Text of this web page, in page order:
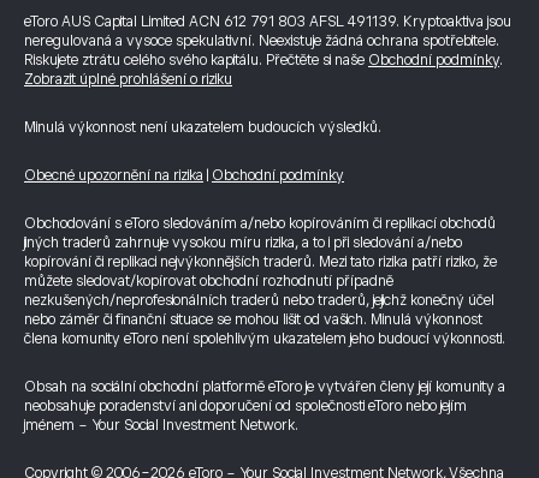
eToro AUS Capital Limited ACN 612 791 803 AFSL 491139. Kryptoaktiva jsou
neregulovaná a vysoce spekulativní. Neexistuje žádná ochrana spotřebitele.
Riskujete ztrátu celého svého kapitálu. Přečtěte si naše Obchodní podmínky.
Zobrazit úplné prohlášení o riziku
Minulá výkonnost není ukazatelem budoucích výsledků.
Obecné upozornění na rizika Obchodní podmínky
Obchodování s eToro sledováním a/nebo kopírováním či replikací obchodů
jiných traderů zahrnuje vysokou míru rizika, a to i při sledování a/nebo
kopírování či replikaci nejvýkonnějších traderů. Mezi tato rizika patří riziko, že
můžete sledovat/kopírovat obchodní rozhodnutí případně
nezkušených/neprofesionálních traderů nebo traderů, jejichž konečný účel
nebo záměr či finanční situace se mohou lišit od vašich. Minulá výkonnost
člena komunity eToro není spolehlivým ukazatelem jeho budoucí výkonnosti.
Obsah na sociální obchodní platformě eToro je vytvářen členy její komunity a
neobsahuje poradenství ani doporučení od společnosti eToro nebo jejím
jménem - Your Social Investment Network.
Copyright © 2006-2026 eToro - Your Social Investment Network, Všechna